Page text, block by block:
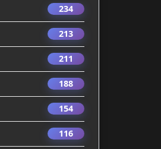
234
213
211
188
154
116